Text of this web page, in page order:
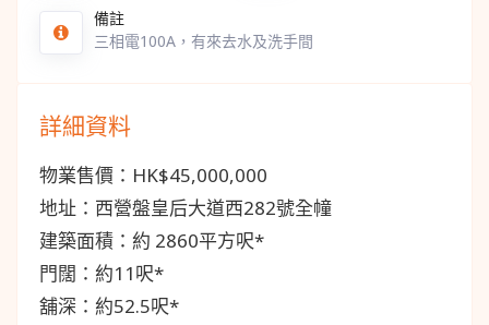
備註
三相電100A，有來去水及洗手間
詳細資料
物業售價：HK$45,000,000
地址：西營盤皇后大道西282號全幢
建築面積：約 2860平方呎*
門闊：約11呎*
舖深：約52.5呎*